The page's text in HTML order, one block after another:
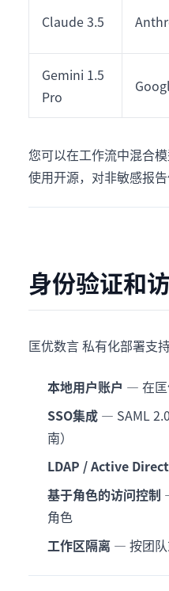
Claude 3.5
Gemini 1.5
Pro
您可以在工作流中混合
使用开源，对非敏感报告
身份验证和
匡优数言 私有化部署支持
本地用户账户 — 在匡
SSO集成 — SAML
南）
LDAP / Active
基于角色的访问控制
角色
工作区隔离 — 按团队